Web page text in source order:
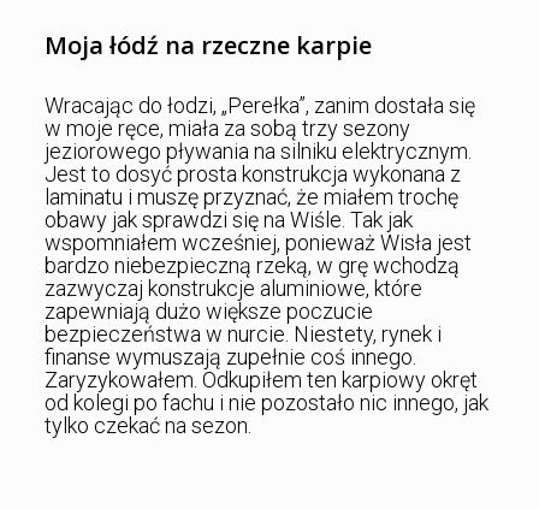
Moja łódź na rzeczne karpie
Wracając do łodzi, „Perełka”, zanim dostała się
w moje ręce, miała za sobą trzy sezony
jeziorowego pływania na silniku elektrycznym.
Jest to dosyć prosta konstrukcja wykonana z
laminatu i muszę przyznać, że miałem trochę
obawy jak sprawdzi się na Wiśle. Tak jak
wspomniałem wcześniej, ponieważ Wisła jest
bardzo niebezpieczną rzeką, w grę wchodzą
zazwyczaj konstrukcje aluminiowe, które
zapewniają dużo większe poczucie
bezpieczeństwa w nurcie. Niestety, rynek i
finanse wymuszają zupełnie coś innego.
Zaryzykowałem. Odkupiłem ten karpiowy okręt
od kolegi po fachu i nie pozostało nic innego, jak
tylko czekać na sezon.